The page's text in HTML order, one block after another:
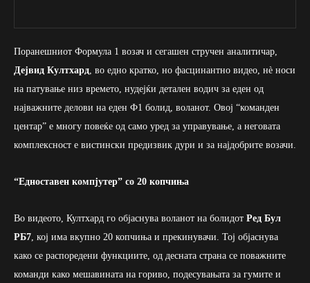
Поранешниот Формула 1 возач и сегашен стручен аналитичар,
Дејвид Култхард, во едно кратко, но фасцинантно видео, нè носи
на патување низ времето, нудејќи детален водич за еден од
најважните делови на еден Ф1 болид, воланот. Овој “команден
центар” е многу повеќе од само уред за управување, а неговата
комплексност е вистински предизвик дури и за најдобрите возачи.
“Едноставен компјутер” со 20 копчиња
Во видеото, Култхард го објаснува воланот на болидот Ред Бул
РБ7, кој има вкупно 20 копчиња и прекинувачи. Тој објаснува
како се распоредени функциите, од десната страна се поважните
команди како мешавината на гориво, подесувањата за гумите и